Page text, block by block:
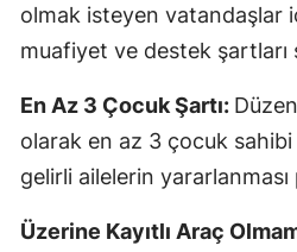
olmak isteyen vatandaşlar
muafiyet ve destek şartları
En Az 3 Çocuk Şartı:
olarak en az 3 çocuk
gelirli ailelerin yararlanması
Üzerine Kayıtlı Araç